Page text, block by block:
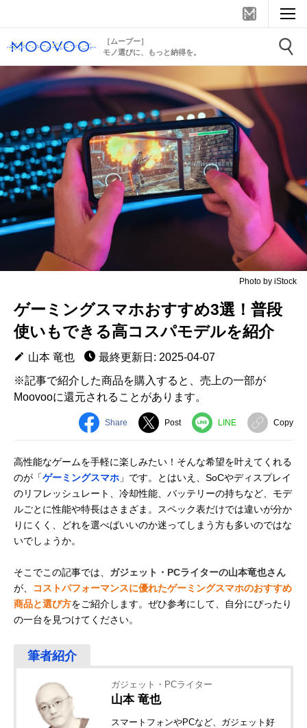
［ムーブー］
モノ選びに、もっと納得を。
Photo by iStock
ゲーミングスマホおすすめ3選！普段
使いもできる高コスパモデルを紹介
山本 竜也
最終更新日: 2025-04-07
※記事で紹介した商品を購入すると、売上の一部が
Moovooに還元されることがあります。
Share Post LINE Copy
高性能なゲームを手軽に楽しみたい！そんな希望を叶えてくれる
のが「ゲーミングスマホ 」です。とはいえ、SoCやディスプレイ
のリフレッシュレート、冷却性能、バッテリーの持ちなど、モデ
ルごとに性能や特長はさまざま。スペック表だけでは違いが分か
りにくく、どれを選べばいいのか迷ってしまう方も多いのではな
いでしょうか。
そこでこの記事では、 ガジェット・PCライターの山本竜也さん
が、
コストパフォーマンスに優れたゲーミングスマホのおすすめ
商品と選び方をご紹介します。ぜひ参考にして、自分にぴったり
の一台を見つけてください。
ガジェット・PCライター
山本 竜也
スマートフォンやPCなど、ガジェット好